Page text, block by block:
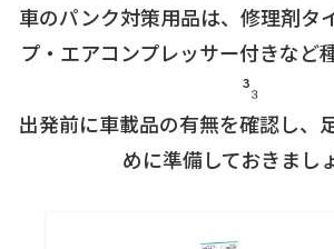
車のパンク対策用品は、修理剤タ
プ・エアコンプレッサー付きなど
³₃
出発前に車載品の有無を確認し、
めに準備しておきまし